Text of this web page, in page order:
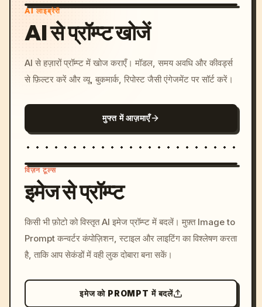
AI लाइब्रेरी
AI से प्रॉम्प्ट खोजें
AI से हज़ारों प्रॉम्प्ट में खोज कराएँ। मॉडल, समय अवधि और कीवर्ड्स
से फ़िल्टर करें और व्यू, बुकमार्क, रिपोस्ट जैसी एंगेजमेंट पर सॉर्ट करें।
मुफ्त में आज़माएँ
c, cyberpunk sunset, neon
colors, 8k --v 6.0
विज़न टूल्स
इमेज से प्रॉम्प्ट
किसी भी फ़ोटो को विस्तृत AI इमेज प्रॉम्प्ट में बदलें। मुफ़्त Image to
Prompt कन्वर्टर कंपोज़िशन, स्टाइल और लाइटिंग का विश्लेषण करता
है, ताकि आप सेकंडों में वही लुक दोबारा बना सकें।
इमेज को PROMPT में बदलें